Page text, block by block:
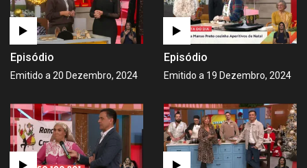
Episódio
Emitido a 20 Dezembro, 2024
Episódio
Emitido a 19 Dezembro, 2024